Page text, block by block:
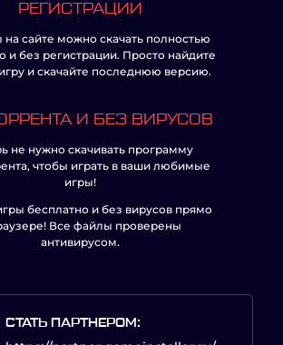
РЕГИСТРАЦИИ
на сайте можно скачать полностью
и без регистрации. Просто найдите
и скачайте последнюю версию.
И БЕЗ ВИРУСОВ
не нужно скачивать программу
чтобы играть в ваши любимые
игры!
бесплатно и без вирусов прямо
Все файлы проверены
антивирусом.
СТАТЬ ПАРТНЕРОМ: